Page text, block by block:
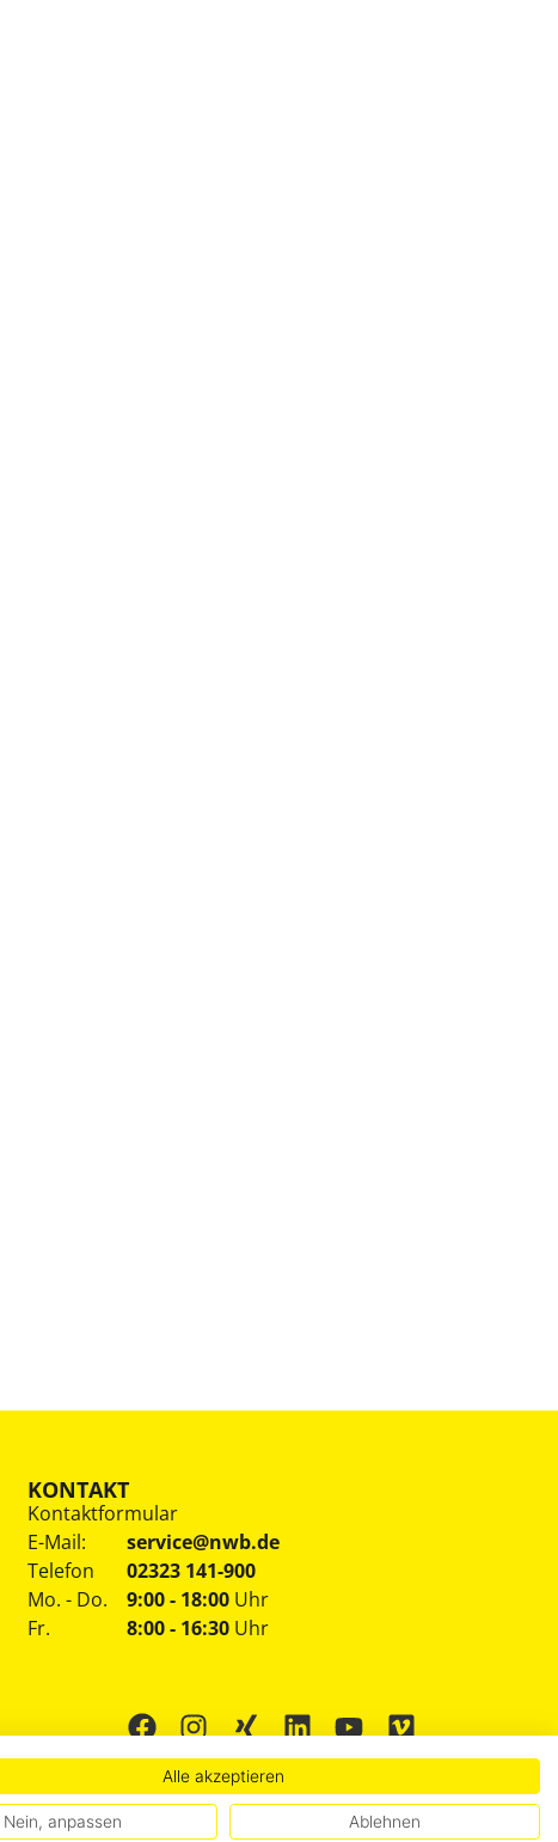
KONTAKT
Kontaktformular
E-Mail:
service@nwb.de
Telefon
02323 141-900
Mo. - Do.
Fr.
9:00 - 18:00 Uhr
8:00 - 16:30 Uhr
Alle akzeptieren
Nein, anpassen Ablehnen